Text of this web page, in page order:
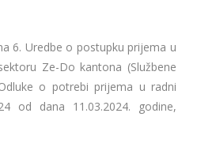
6. Uredbe o postupku prijema u
Ze-Do kantona (Službene
o potrebi prijema u radni
od dana 11.03.2024. godine,